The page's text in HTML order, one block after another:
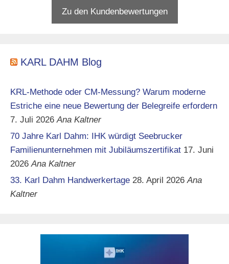
Zu den Kundenbewertungen
KARL DAHM Blog
KRL-Methode oder CM-Messung? Warum moderne
Estriche eine neue Bewertung der Belegreife erfordern
7. Juli 2026 Ana Kaltner
70 Jahre Karl Dahm: IHK würdigt Seebrucker
Familienunternehmen mit Jubiläumszertifikat 17. Juni
2026 Ana Kaltner
33. Karl Dahm Handwerkertage 28. April 2026 Ana
Kaltner